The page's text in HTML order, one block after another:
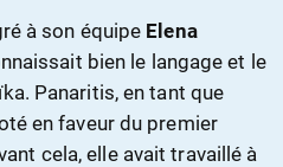
à son équipe Elena
bien le langage et le
Panaritis, en tant que
en faveur du premier
cela, elle avait travaillé à